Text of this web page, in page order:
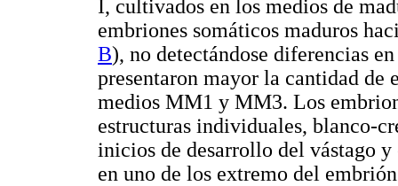
I, cultivados en los medios de
embriones somáticos maduros
B), no detectándose diferencias
presentaron mayor la cantidad de
medios MM1 y MM3. Los
estructuras individuales, blanco-
inicios de desarrollo del vástago
en uno de los extremo del